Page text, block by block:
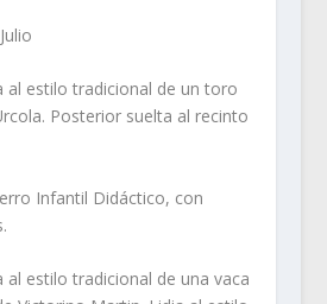
al estilo tradicional de un toro
Posterior suelta al recinto
Infantil Didáctico, con
al estilo tradicional de una vaca